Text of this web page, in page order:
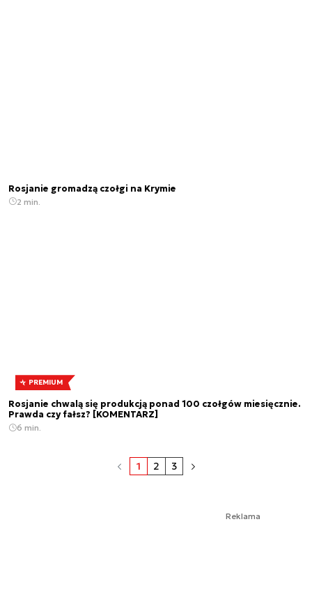
Rosjanie gromadzą czołgi na Krymie
2 min.
PREMIUM
Rosjanie chwalą się produkcją ponad 100 czołgów miesięcznie.
Prawda czy fałsz? [KOMENTARZ]
6 min.
1 2 3
Reklama